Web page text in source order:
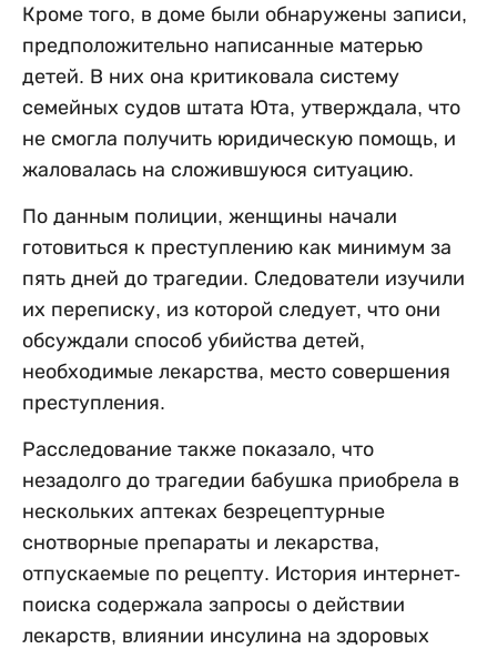
Кроме того, в доме были обнаружены записи,
предположительно написанные матерью
детей. В них она критиковала систему
семейных судов штата Юта, утверждала, что
не смогла получить юридическую помощь, и
жаловалась на сложившуюся ситуацию.
По данным полиции, женщины начали
готовиться к преступлению как минимум за
пять дней до трагедии. Следователи изучили
их переписку, из которой следует, что они
обсуждали способ убийства детей,
необходимые лекарства, место совершения
преступления.
Расследование также показало, что
незадолго до трагедии бабушка приобрела в
нескольких аптеках безрецептурные
снотворные препараты и лекарства,
отпускаемые по рецепту. История интернет-
поиска содержала запросы о действии
лекарств, влиянии инсулина на здоровых